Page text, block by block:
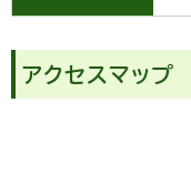
アクセスマップ